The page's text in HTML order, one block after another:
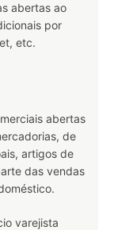
abertas ao
por
etc.
abertas
de
artigos de
das vendas
varejista